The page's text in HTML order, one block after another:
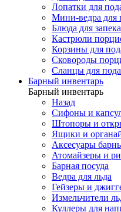
Лопатки для
Мини-ведра для
Блюда для
Кастрюли
Корзины для
Сковороды
Сланцы для
Барный инвентарь
Барный инвентарь
Назад
Сифоны и
Штопоры и
Ящики и
Аксесуары
Атомайзеры и
Барная посуда
Ведра для льда
Гейзеры и
Измельчители
Куллеры для